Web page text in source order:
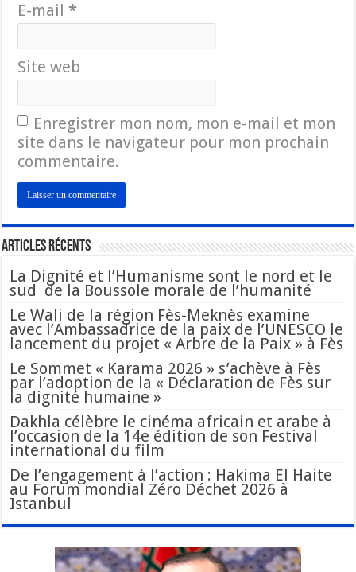
E-mail*
Site web
Enregistrer mon nom, mon e-mail et mon
site dans le navigateur pour mon prochain
commentaire.
Articles Récents
La Dignité et l’Humanisme sont le nord et le
sud de la Boussole morale de l’humanité
Le Wali de la région Fès-Meknès examine
avec l’Ambassadrice de la paix de l’UNESCO le
lancement du projet « Arbre de la Paix » à Fès
Le Sommet « Karama 2026 » s’achève à Fès
par l’adoption de la « Déclaration de Fès sur
la dignité humaine »
Dakhla célèbre le cinéma africain et arabe à
l’occasion de la 14e édition de son Festival
international du film
De l’engagement à l’action : Hakima El Haite
au Forum mondial Zéro Déchet 2026 à
Istanbul